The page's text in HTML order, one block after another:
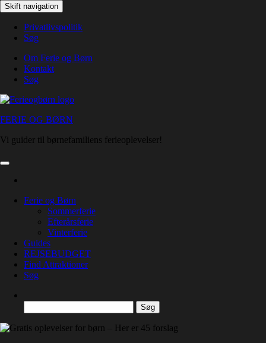
Skip
to
content
Skift navigation
Privatlivspolitik
Søg
Om Ferie og Børn
Kontakt
Søg
FERIE OG BØRN
Vi guider til børnefamiliens ferieoplevelser!
Ferie og Børn
Sommerferie
Efterårsferie
Vinterferie
Guides
REJSEBUDGET
Find Attraktioner
Søg
efter: